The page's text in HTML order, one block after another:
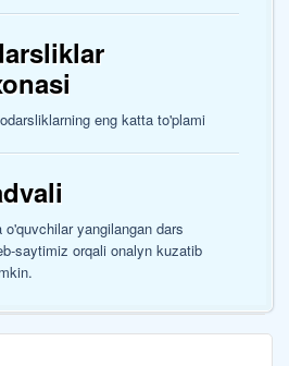
eng katta to'plami
o'quvchilar yangilangan dars
saytimiz orqali onalyn kuzatib